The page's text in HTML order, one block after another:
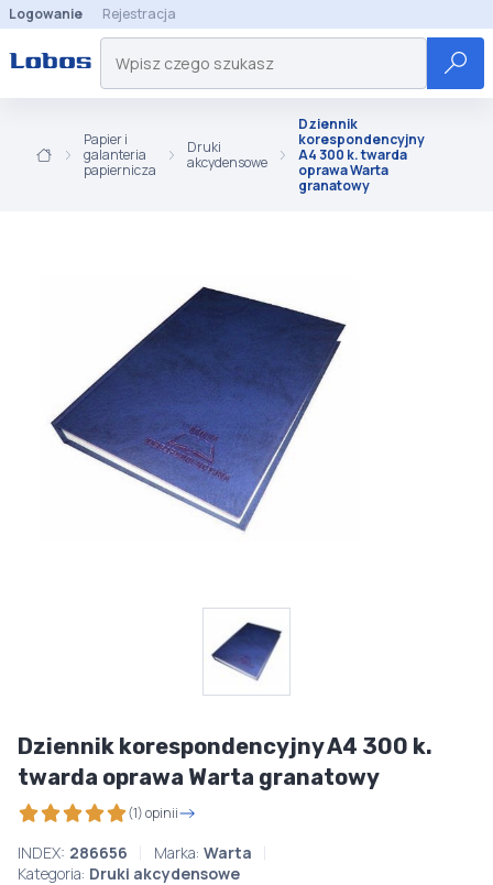
Logowanie Rejestracja
Papier i
galanteria
papiernicza
Druki
akcydensowe
Dziennik
korespondencyjny
A4 300 k. twarda
oprawa Warta
granatowy
Dziennik korespondencyjny A4 300 k.
twarda oprawa Warta granatowy
(1) opinii
INDEX: 286656 Marka: Warta
Kategoria: Druki akcydensowe